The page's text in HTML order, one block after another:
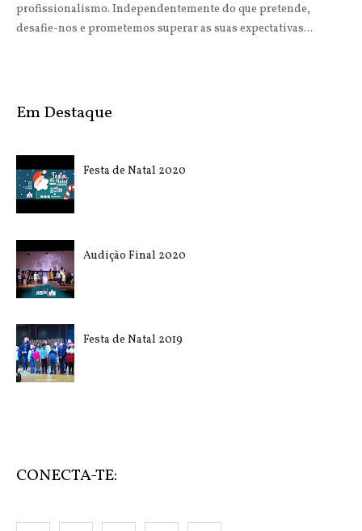
profissionalismo. Independentemente do que pretende,
desafie-nos e prometemos superar as suas expectativas...
Em Destaque
Festa de Natal 2020
Audição Final 2020
Festa de Natal 2019
CONECTA-TE: